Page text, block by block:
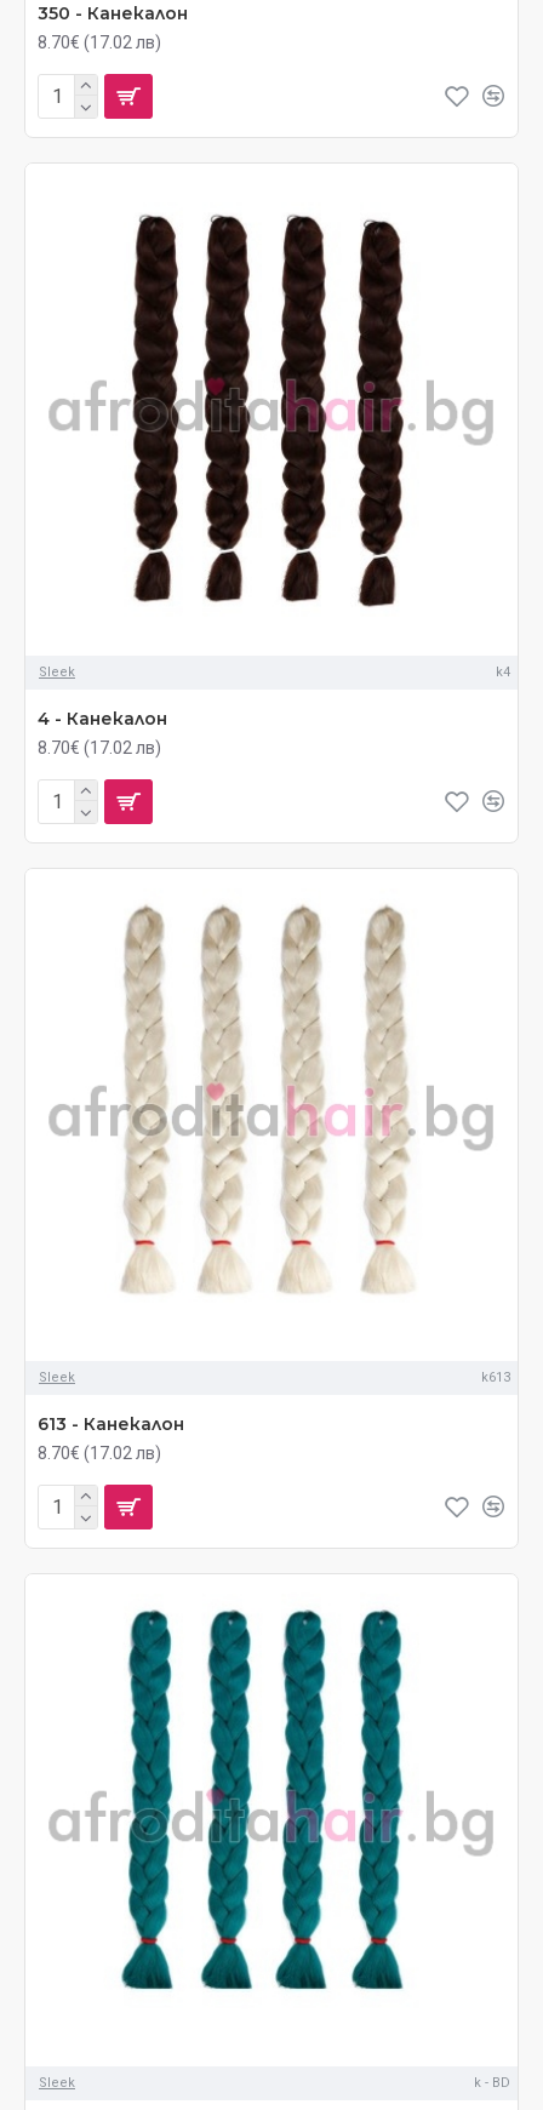
350 - Канекалон
8.70€ (17.02 лв)
Sleek k4
4 - Канекалон
8.70€ (17.02 лв)
Sleek k613
613 - Канекалон
8.70€ (17.02 лв)
Sleek k - BD